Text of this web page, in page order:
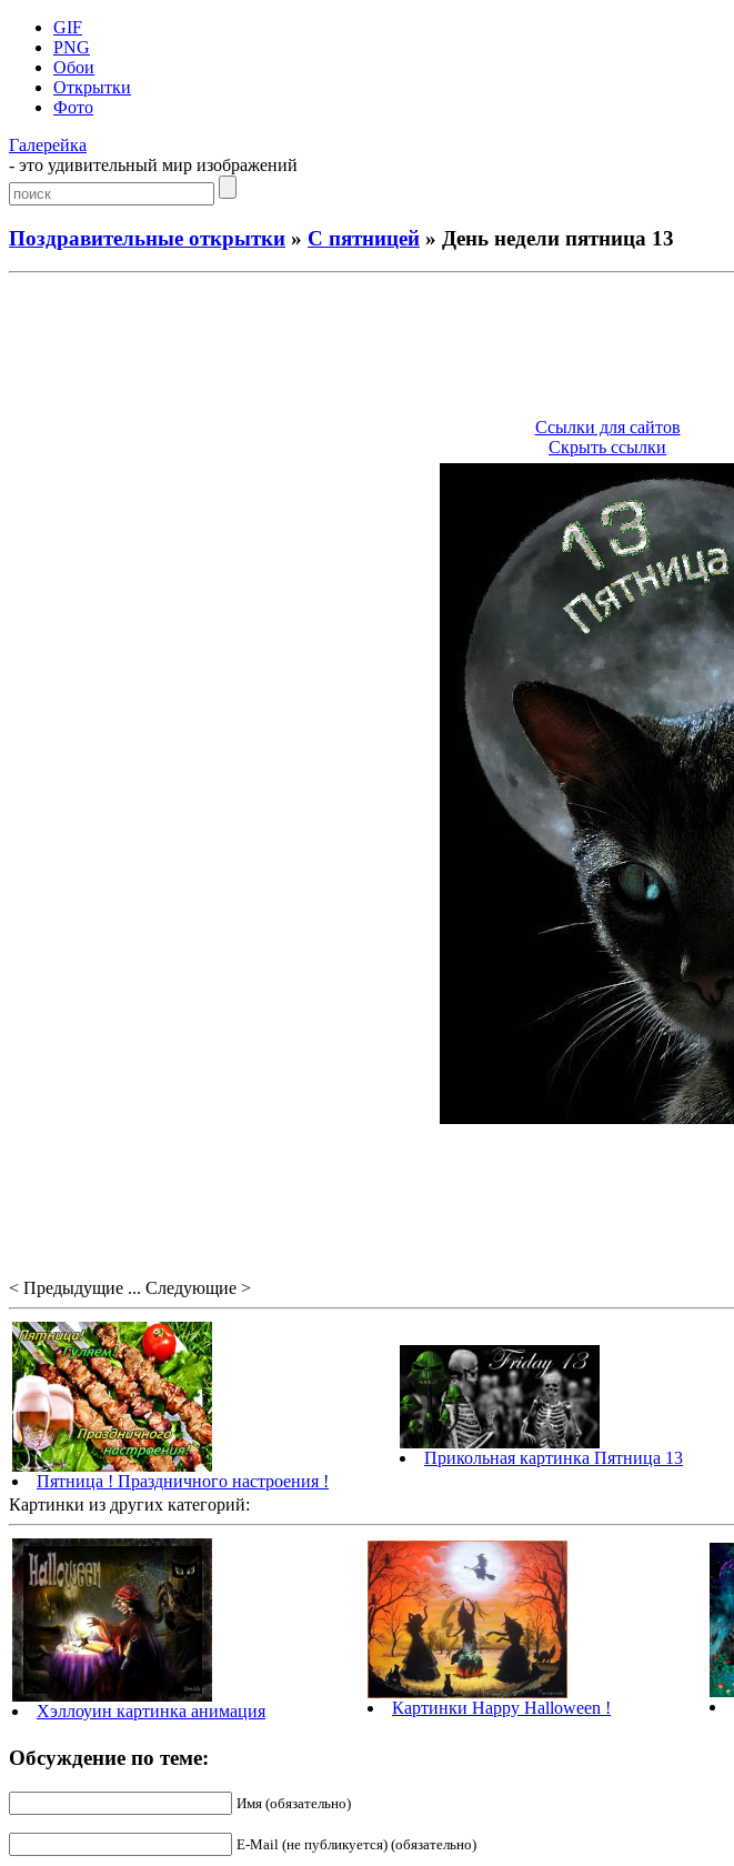
GIF
PNG
Обои
Открытки
Фото
Галерейка
- это удивительный мир изображений
Поздравительные открытки » С пятницей » День недели пятница 13
Ссылки для сайтов
Скрыть ссылки
< Предыдущие ... Следующие >
Пятница ! Праздничного настроения !
Прикольная картинка Пятница 13
Картинки из других категорий:
Хэллоуин картинка анимация Картинки Happy Halloween !
Обсуждение по теме:
Имя (обязательно)
E-Mail (не публикуется) (обязательно)